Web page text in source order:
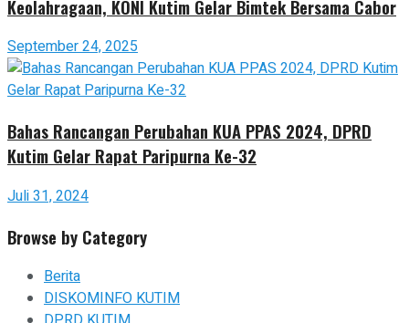
Keolahragaan, KONI Kutim Gelar Bimtek Bersama Cabor
September 24, 2025
Bahas Rancangan Perubahan KUA PPAS 2024, DPRD
Kutim Gelar Rapat Paripurna Ke-32
Juli 31, 2024
Browse by Category
Berita
DISKOMINFO KUTIM